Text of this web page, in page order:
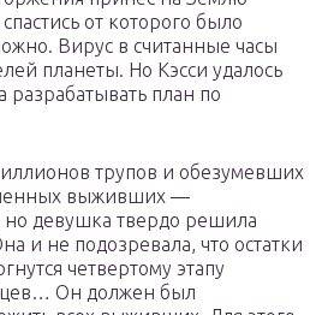
от которого было
Вирус в считанные часы
планеты. Но Кэсси удалось
разрабатывать план по
трупов и обезумевших
выживших —
но девушка твердо решила
и не подозревала, что остатки
четвертому этапу
Он должен был